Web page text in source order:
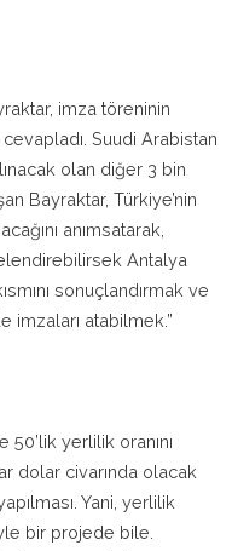
imza töreninin
Suudi Arabistan
olan diğer 3 bin
Bayraktar, Türkiye’nin
anımsatarak,
Antalya
sonuçlandırmak ve
imzaları atabilmek.”
yerlilik oranını
dolar civarında olacak
Yani, yerlilik
bir projede bile.